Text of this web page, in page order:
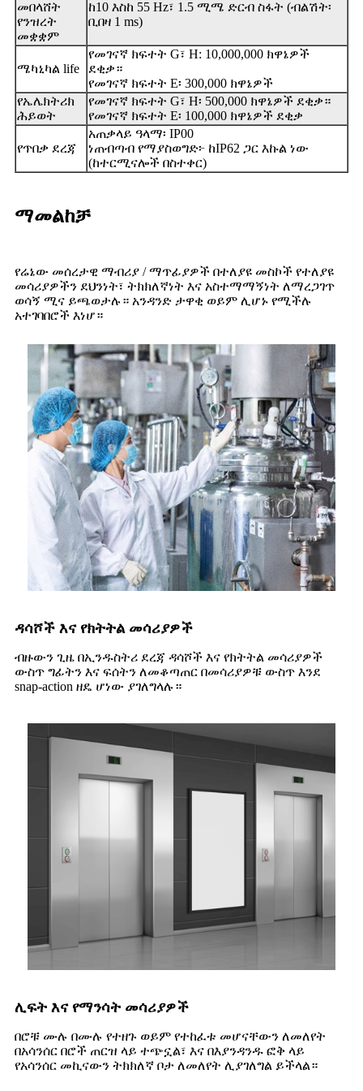
መበላሸት
የንዝረት
መቋቋም
ከ10 እስከ 55 Hz፣ 1.5 ሚሜ ድርብ ስፋት (ብልሽት፡
ቢበዛ 1 ms)
ሜካኒካል life
የመገናኛ ክፍተት G፣ H: 10,000,000 ክዋኔዎች
ደቂቃ።
የመገናኛ ክፍተት E፡ 300,000 ክዋኔዎች
የኤሌክትሪክ
ሕይወት
የመገናኛ ክፍተት G፣ H፡ 500,000 ክዋኔዎች ደቂቃ።
የመገናኛ ክፍተት E፡ 100,000 ክዋኔዎች ደቂቃ
የጥበቃ ደረጃ
አጠቃላይ ዓላማ፡ IP00
ነጠብጣብ የማያስወግድ፦ ከIP62 ጋር እኩል ነው
(ከተርሚናሎች በስተቀር)
ማመልከቻ
የሬኔው መሰረታዊ ማብሪያ / ማጥፊያዎች በተለያዩ መስኮች የተለያዩ
መሳሪያዎችን ደህንነት፣ ትክክለኛነት እና አስተማማኝነት ለማረጋገጥ
ወሳኝ ሚና ይጫወታሉ። አንዳንድ ታዋቂ ወይም ሊሆኑ የሚችሉ
አተገባበሮች እነሆ።
ዳሳሾች እና የክትትል መሳሪያዎች
ብዙውን ጊዜ በኢንዱስትሪ ደረጃ ዳሳሾች እና የክትትል መሳሪያዎች
ውስጥ ግፊትን እና ፍሰትን ለመቆጣጠር በመሳሪያዎቹ ውስጥ እንደ
snap-action ዘዴ ሆነው ያገለግላሉ።
ሊፍት እና የማንሳት መሳሪያዎች
በሮቹ ሙሉ በሙሉ የተዘጉ ወይም የተከፈቱ መሆናቸውን ለመለየት
በአሳንሰር በሮች ጠርዝ ላይ ተጭኗል፣ እና በእያንዳንዱ ፎቅ ላይ
የአሳንሰር መኪናውን ትክክለኛ ቦታ ለመለየት ሊያገለግል ይችላል።